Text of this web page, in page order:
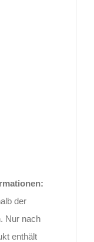
der
Nur nach
enthält